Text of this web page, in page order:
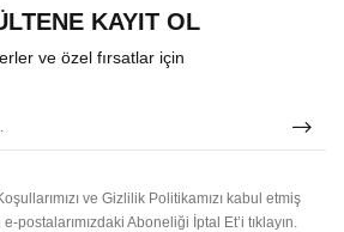
KAYIT OL
ve özel fırsatlar için
ve Gizlilik Politikamızı kabul etmiş
postalarımızdaki Aboneliği İptal Et’i tıklayın.